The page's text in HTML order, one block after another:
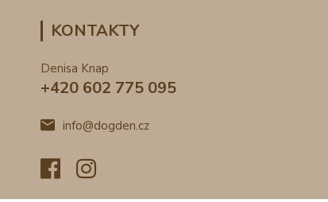
KONTAKTY
Denisa Knap
+420 602 775 095
info@dogden.cz